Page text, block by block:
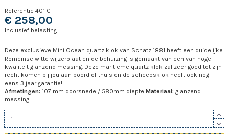
Referentie 401 C
€ 258,00
Inclusief belasting
Deze exclusieve Mini Ocean quartz klok van Schatz 1881 heeft een duidelijke
Romeinse witte wijzerplaat en de behuizing is gemaakt van een van hoge
kwaliteit glanzend messing. Deze maritieme quartz klok zal zeer goed tot zijn
recht komen bij jou aan boord of thuis en de scheepsklok heeft ook nog
eens 3 jaar garantie!
Afmetingen: 107 mm doorsnede / 580mm diepte Materiaal: glanzend
messing